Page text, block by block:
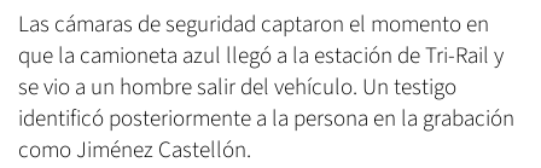
Las cámaras de seguridad captaron el momento en
que la camioneta azul llegó a la estación de Tri-Rail y
se vio a un hombre salir del vehículo. Un testigo
identificó posteriormente a la persona en la grabación
como Jiménez Castellón.